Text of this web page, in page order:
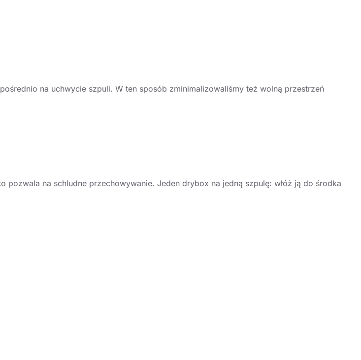
na uchwycie szpuli. W ten sposób zminimalizowaliśmy też wolną przestrzeń
pozwala na schludne przechowywanie. Jeden drybox na jedną szpulę: włóż ją do środka